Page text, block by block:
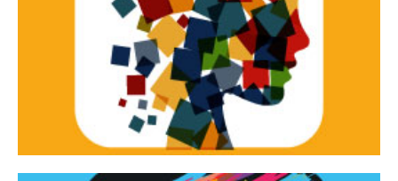
Tracce dinamiche
Tracce Dinamiche è una rassegna di teatro
d’innovazione e sperimentale.